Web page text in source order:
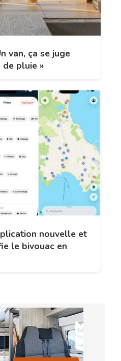
van, ça se juge
de pluie »
nouvelle et
le bivouac en